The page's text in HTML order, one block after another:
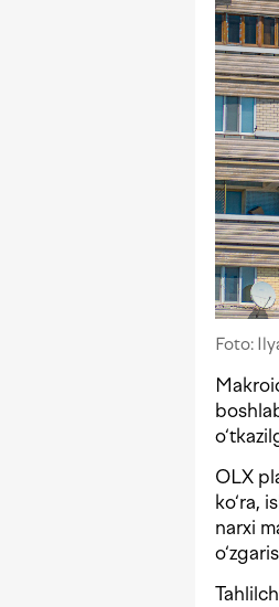
Foto:
OLX
ko‘ra,
narxi